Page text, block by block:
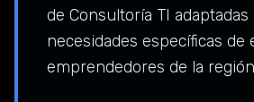
de Consultoría TI adaptadas
necesidades específicas de
emprendedores de la